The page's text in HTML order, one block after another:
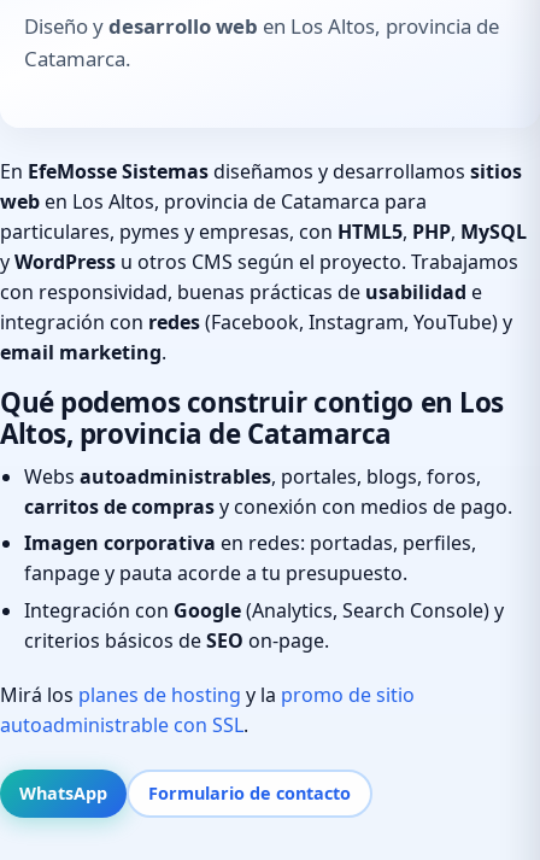
Diseño ydesarrollo web en Los Altos, provincia de
Catamarca.
En EfeMosse Sistemasdiseñamos y desarrollamos sitios
weben Los Altos, provincia de Catamarca para
particulares, pymes y empresas, con HTML5, PHP, MySQL
yWordPress u otros CMS según el proyecto. Trabajamos
con responsividad, buenas prácticas de usabilidad e
integración con redes(Facebook, Instagram, YouTube) y
email marketing.
Qué podemos construir contigo en Los
Altos, provincia de Catamarca
Webs autoadministrables, portales, blogs, foros,
carritos de comprasy conexión con medios de pago.
Imagen corporativa en redes: portadas, perfiles,
fanpage y pauta acorde a tu presupuesto.
Integración con Google(Analytics, Search Console) y
criterios básicos deSEO on-page.
Mirá los planes de hosting y la promo de sitio
autoadministrable con SSL.
WhatsApp Formulario de contacto